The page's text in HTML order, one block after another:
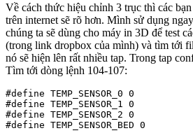
Về cách thức hiệu chỉnh 3 trục thì các
trên internet sẽ rõ hơn. Mình sử dụng
chúng ta sẽ dùng cho máy in 3D để test
(trong link dropbox của mình) và tìm tới
nó sẽ hiện lên rất nhiều tap. Trong tap
Tìm tới dòng lệnh 104-107:
#define TEMP_SENSOR_0 0
#define TEMP_SENSOR_1 0
#define TEMP_SENSOR_2 0
#define TEMP_SENSOR_BED 0